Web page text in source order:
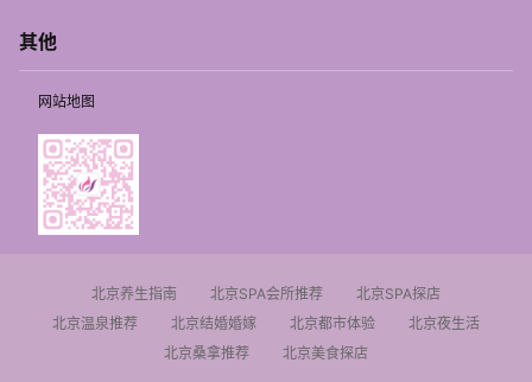
其他
网站地图
北京养生指南 北京SPA会所推荐
北京SPA探店
北京温泉推荐
北京结婚婚嫁 北京都市体验
北京夜生活
北京桑拿推荐
北京美食探店